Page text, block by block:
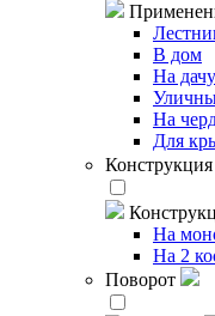
В дом
На дачу
На
Для
Конструкция
На
На 2
Поворот